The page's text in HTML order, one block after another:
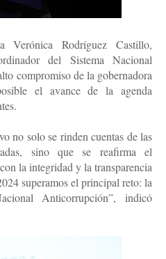
Verónica Rodríguez Castillo,
del Sistema Nacional
compromiso de la gobernadora
el avance de la agenda
no solo se rinden cuentas de las
sino que se reafirma el
la integridad y la transparencia
superamos el principal reto: la
Anticorrupción”, indicó